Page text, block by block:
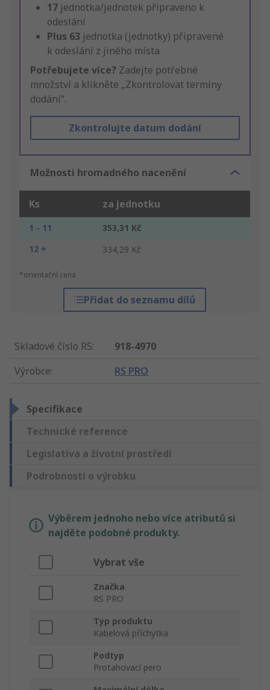
17 jednotka/jednotek připraveno k
odeslání
Plus 63 jednotka (jednotky) připravené
k odeslání z jiného místa
Potřebujete více? Zadejte potřebné
množství a klikněte „Zkontrolovat termíny
dodání“.
Zkontrolujte datum dodání
Možnosti hromadného nacenění
Ks za jednotku
1 - 11
353,31 Kč
12 +
334,29 Kč
*orientační cena
Přidat do seznamu dílů
Skladové číslo RS:
918-4970
Výrobce: RS PRO
Specifikace
Technické reference
Legislativa a životní prostředí
Podrobnosti o výrobku
Výběrem jednoho nebo více atributů si
najděte podobné produkty.
Vybrat vše
Značka
RS PRO
Typ produktu
Kabelová příchytka
Podtyp
Protahovací pero